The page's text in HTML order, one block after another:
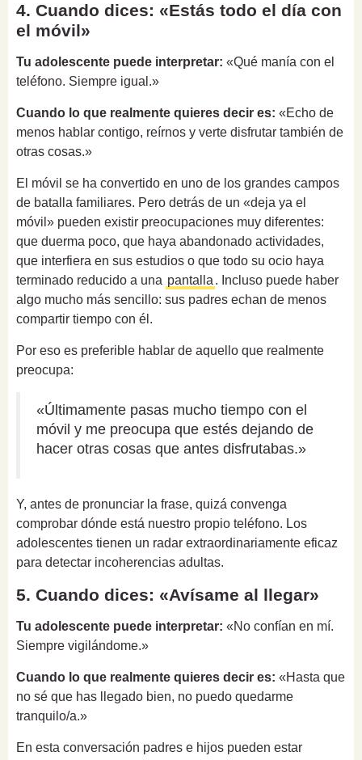
4. Cuando dices: «Estás todo el día con
el móvil»
Tu adolescente puede interpretar: «Qué manía con el
teléfono. Siempre igual.»
Cuando lo que realmente quieres decir es: «Echo de
menos hablar contigo, reírnos y verte disfrutar también de
otras cosas.»
El móvil se ha convertido en uno de los grandes campos
de batalla familiares. Pero detrás de un «deja ya el
móvil» pueden existir preocupaciones muy diferentes:
que duerma poco, que haya abandonado actividades,
que interfiera en sus estudios o que todo su ocio haya
terminado reducido a una pantalla . Incluso puede haber
algo mucho más sencillo: sus padres echan de menos
compartir tiempo con él.
Por eso es preferible hablar de aquello que realmente
preocupa:
«Últimamente pasas mucho tiempo con el
móvil y me preocupa que estés dejando de
hacer otras cosas que antes disfrutabas.»
Y, antes de pronunciar la frase, quizá convenga
comprobar dónde está nuestro propio teléfono. Los
adolescentes tienen un radar extraordinariamente eficaz
para detectar incoherencias adultas.
5. Cuando dices: «Avísame al llegar»
Tu adolescente puede interpretar: «No confían en mí.
Siempre vigilándome.»
Cuando lo que realmente quieres decir es: «Hasta que
no sé que has llegado bien, no puedo quedarme
tranquilo/a.»
En esta conversación padres e hijos pueden estar